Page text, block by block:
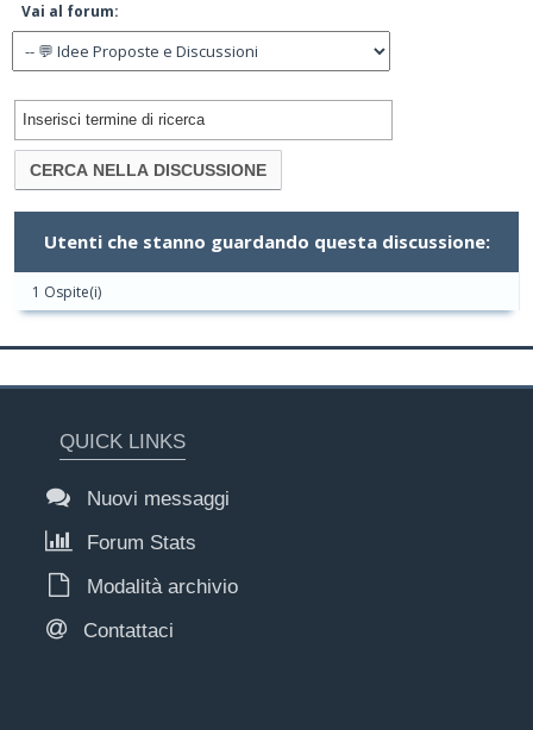
Vai al forum:
Utenti che stanno guardando questa discussione:
1 Ospite(i)
QUICK LINKS
Nuovi messaggi
Forum Stats
Modalità archivio
Contattaci